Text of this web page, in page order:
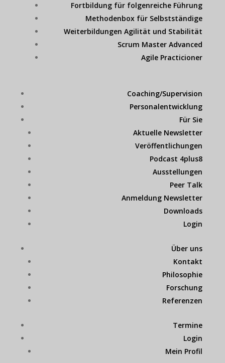
Fortbildung für folgenreiche Führung
Methodenbox für Selbstständige
Weiterbildungen Agilität und Stabilität
Scrum Master Advanced
Agile Practicioner
Coaching/Supervision
Personalentwicklung
Für Sie
Aktuelle Newsletter
Veröffentlichungen
Podcast 4plus8
Ausstellungen
Peer Talk
Anmeldung Newsletter
Downloads
Login
Über uns
Kontakt
Philosophie
Forschung
Referenzen
Termine
Login
Mein Profil